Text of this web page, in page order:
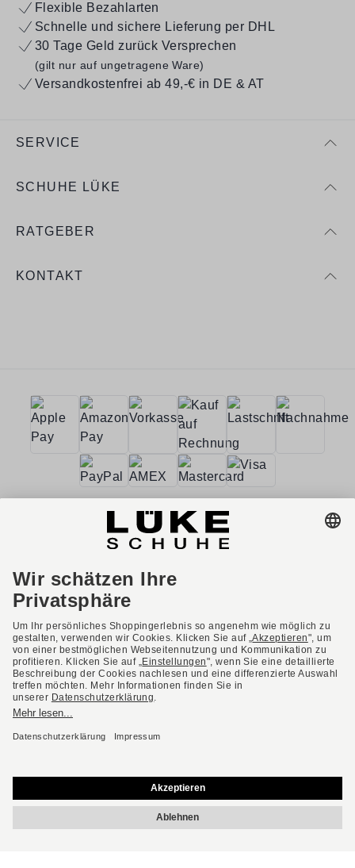
Flexible Bezahlarten
Schnelle und sichere Lieferung per DHL
30 Tage Geld zurück Versprechen
(gilt nur auf ungetragene Ware)
Versandkostenfrei ab 49,-€ in DE & AT
SERVICE
SCHUHE LÜKE
RATGEBER
KONTAKT
Deutsch
AGB Barrierefreiheit
Impressum
Datenschutzerklärung
Datenschutzeinstellungen